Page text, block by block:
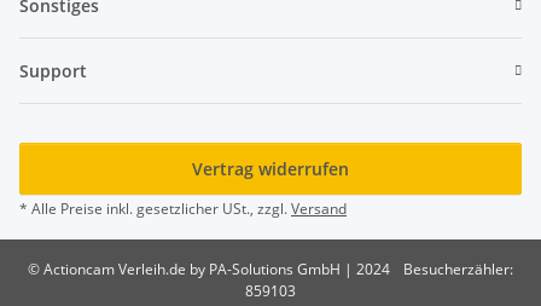
Sonstiges
Support
Vertrag widerrufen
* Alle Preise inkl. gesetzlicher USt., zzgl.Versand
© Actioncam Verleih.de by PA-Solutions GmbH | 2024
Besucherzähler:
859103